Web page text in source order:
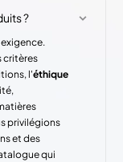
?
critères
l'éthique
privilégions
et des
qui